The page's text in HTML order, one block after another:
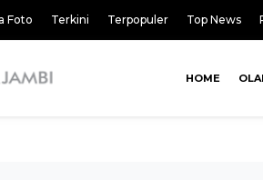
Foto Terkini Terpopuler Top News
HOME